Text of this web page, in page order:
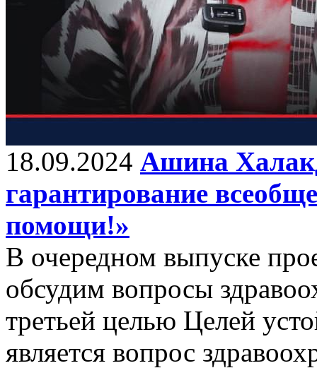
18.09.2024 Ашина
гарантирование
помощи!»
В очередном выпуске
обсудим вопросы
третьей целью Целей
является вопрос